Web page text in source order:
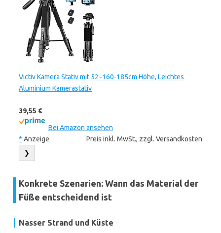
Victiv Kamera Stativ mit 52–160-185cm Höhe, Leichtes
Aluminium Kamerastativ
39,55 €
Bei Amazon ansehen
* Anzeige Preis inkl. MwSt., zzgl. Versandkosten
❯
Konkrete Szenarien: Wann das Material der
Füße entscheidend ist
Nasser Strand und Küste